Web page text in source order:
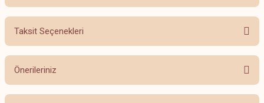
Bu ürüne ilk yorumu siz yapın!
Ürün hakkında henüz soru sorulmamış.
Taksit Seçenekleri
Önerileriniz